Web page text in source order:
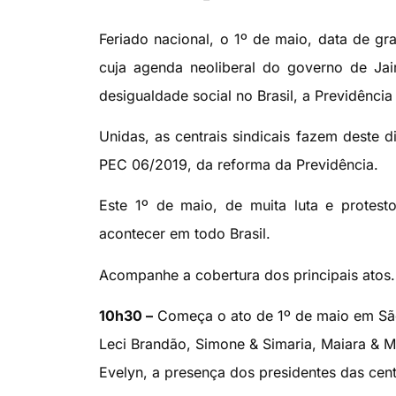
Feriado nacional, o 1º de maio, data de
cuja agenda neoliberal do governo de
desigualdade social no Brasil, a
Unidas, as centrais sindicais fazem deste
PEC 06/2019, da reforma da Previdência.
Este 1º de maio, de muita luta e
acontecer em todo Brasil.
Acompanhe a cobertura dos principais atos.
10h30 – Começa o ato de 1º de maio em
Leci Brandão, Simone & Simaria, Maiara &
Evelyn, a presença dos presidentes das